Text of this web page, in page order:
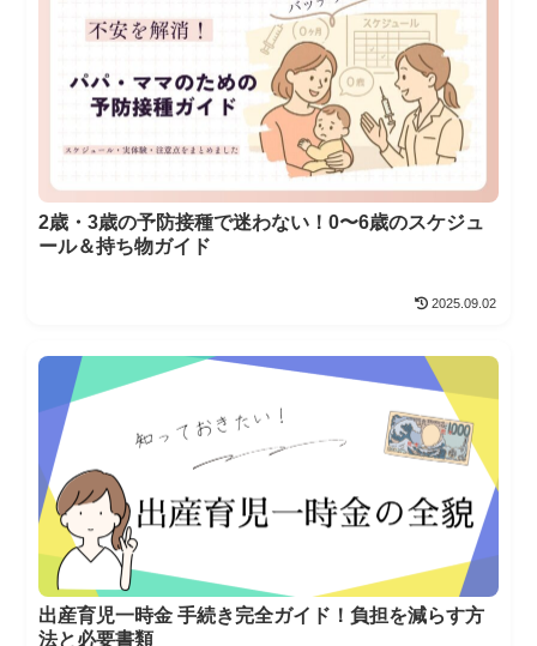
2歳・3歳の予防接種で迷わない！0〜6歳のスケジュ
ール＆持ち物ガイド
2025.09.02
出産育児一時金 手続き完全ガイド！負担を減らす方
法と必要書類